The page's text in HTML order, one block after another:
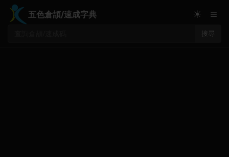
五色倉頡/速成字典
搜尋
☀ ≡